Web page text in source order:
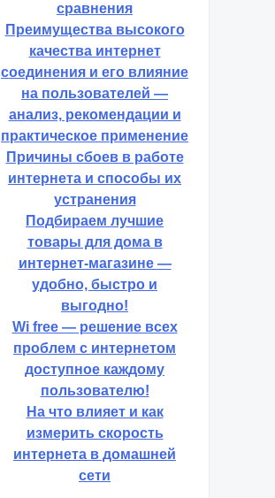
сравнения
Преимущества высокого
качества интернет
соединения и его влияние
на пользователей —
анализ, рекомендации и
практическое применение
Причины сбоев в работе
интернета и способы их
устранения
Подбираем лучшие
товары для дома в
интернет-магазине —
удобно, быстро и
выгодно!
Wi free — решение всех
проблем с интернетом
доступное каждому
пользователю!
На что влияет и как
измерить скорость
интернета в домашней
сети